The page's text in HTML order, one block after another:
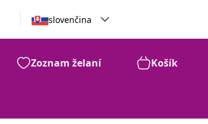
slovenčina
Zoznam želaní Košík